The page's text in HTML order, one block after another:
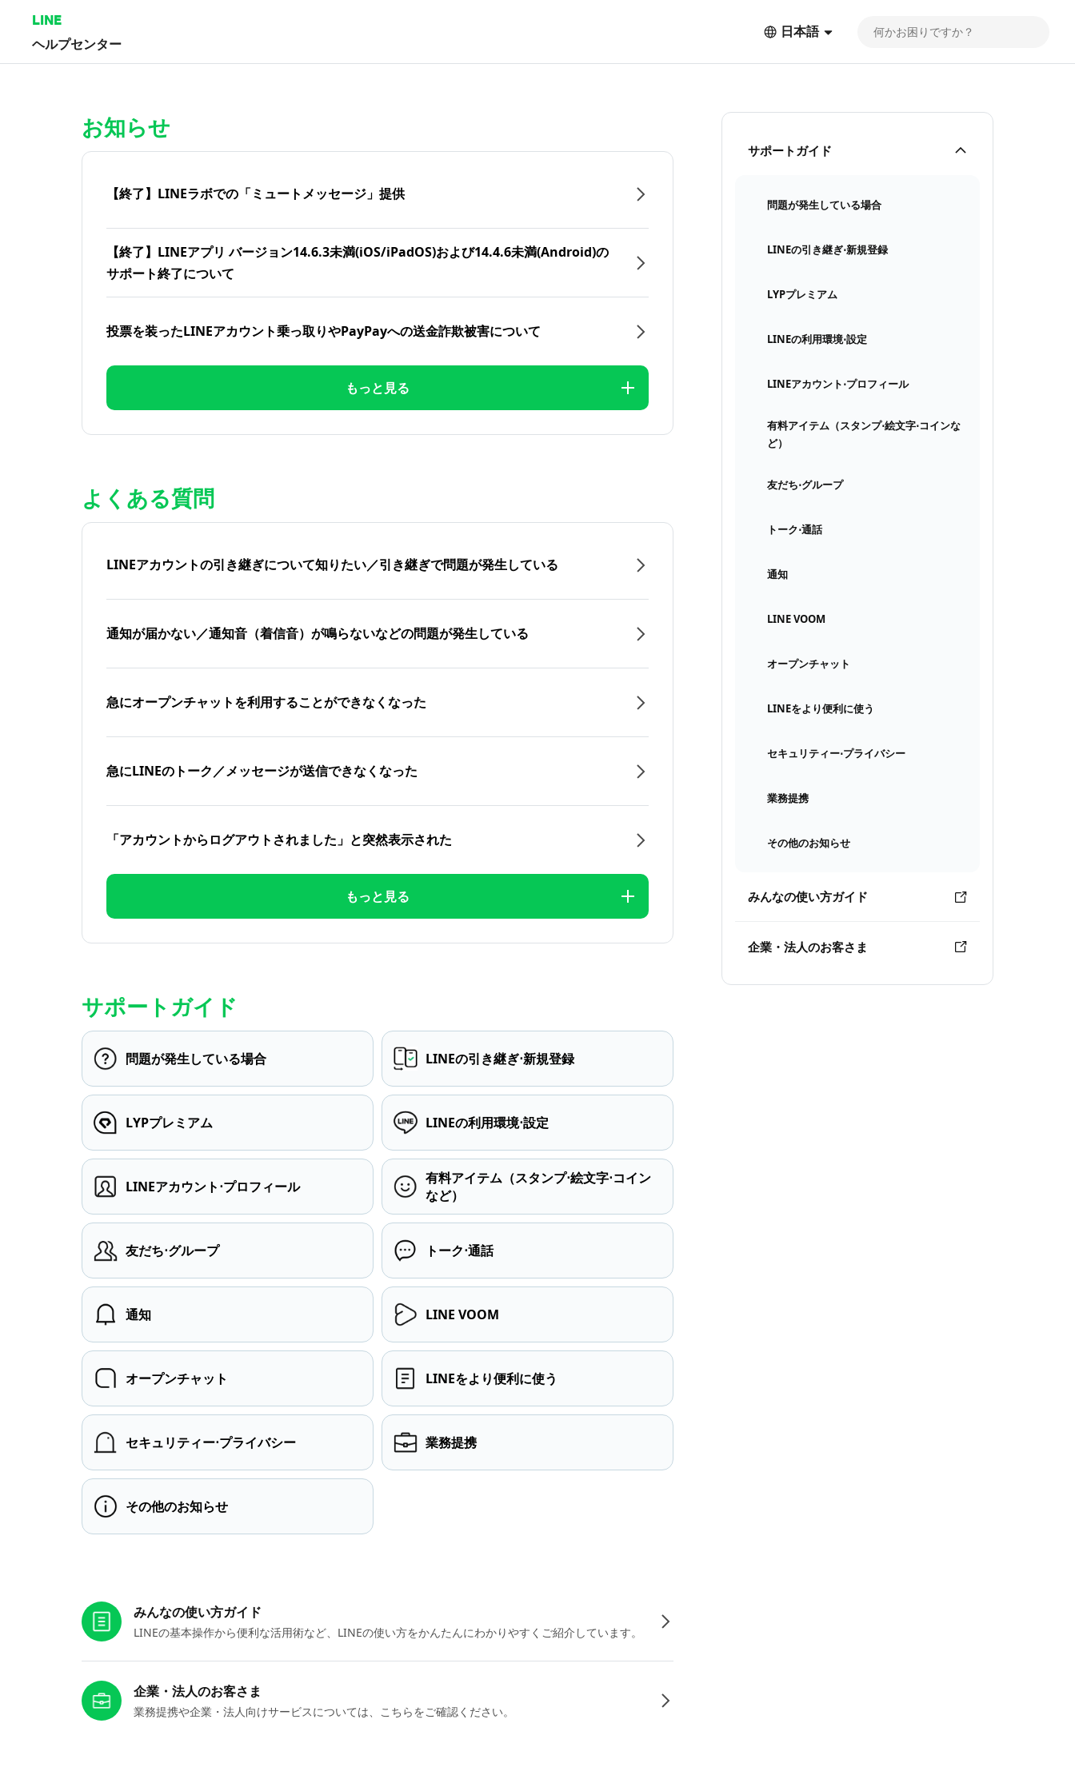
LINE
ヘルプセンター
日本語
サポートガイド
問題が発生している場合
LINEの引き継ぎ⋅新規登録
LYPプレミアム
LINEの利用環境⋅設定
LINEアカウント⋅プロフィール
有料アイテム（スタンプ⋅絵文字⋅コインな
ど）
友だち⋅グループ
トーク⋅通話
通知
LINE VOOM
オープンチャット
LINEをより便利に使う
セキュリティー⋅プライバシー
業務提携
その他のお知らせ
みんなの使い方ガイド
企業・法人のお客さま
お知らせ
【終了】LINEラボでの「ミュートメッセージ」提供
【終了】LINEアプリ バージョン14.6.3未満(iOS/iPadOS)および14.4.6未満(Android)の
サポート終了について
投票を装ったLINEアカウント乗っ取りやPayPayへの送金詐欺被害について
もっと見る
よくある質問
LINEアカウントの引き継ぎについて知りたい／引き継ぎで問題が発生している
通知が届かない／通知音（着信音）が鳴らないなどの問題が発生している
急にオープンチャットを利用することができなくなった
急にLINEのトーク／メッセージが送信できなくなった
「アカウントからログアウトされました」と突然表示された
もっと見る
サポートガイド
問題が発生している場合 LINEの引き継ぎ⋅新規登録
LYPプレミアム LINEの利用環境⋅設定
LINEアカウント⋅プロフィール
有料アイテム（スタンプ⋅絵文字⋅コイン
など）
友だち⋅グループ トーク⋅通話
通知 LINE VOOM
オープンチャット LINEをより便利に使う
セキュリティー⋅プライバシー 業務提携
その他のお知らせ
みんなの使い方ガイド
LINEの基本操作から便利な活用術など、LINEの使い方をかんたんにわかりやすくご紹介しています。
企業・法人のお客さま
業務提携や企業・法人向けサービスについては、こちらをご確認ください。